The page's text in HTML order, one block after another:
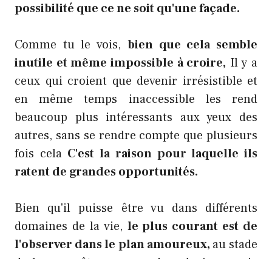
possibilité que ce ne soit qu'une façade.
Comme tu le vois, bien que cela semble
inutile et même impossible à croire, Il y a
ceux qui croient que devenir irrésistible et
en même temps inaccessible les rend
beaucoup plus intéressants aux yeux des
autres, sans se rendre compte que plusieurs
fois cela C'est la raison pour laquelle ils
ratent de grandes opportunités.
Bien qu'il puisse être vu dans différents
domaines de la vie, le plus courant est de
l'observer dans le plan amoureux, au stade